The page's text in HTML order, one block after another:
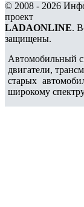
© 2008 - 2026
проект
LADAONLINE.
защищены.
Автомобильный
двигатели,
старых
широкому